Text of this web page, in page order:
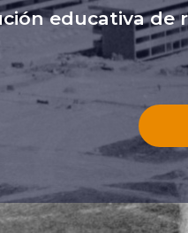
educativa de